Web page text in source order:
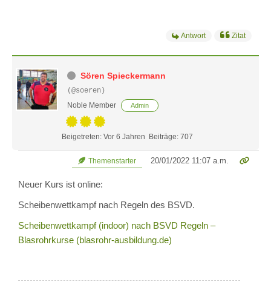
Antwort Zitat
Sören Spieckermann
(@soeren)
Noble Member
Admin
Beigetreten: Vor 6 Jahren Beiträge: 707
Themenstarter 20/01/2022 11:07 a.m.
Neuer Kurs ist online:
Scheibenwettkampf nach Regeln des BSVD.
Scheibenwettkampf (indoor) nach BSVD Regeln –
Blasrohrkurse (blasrohr-ausbildung.de)